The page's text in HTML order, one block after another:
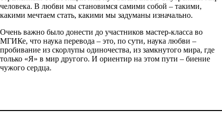
человека. В любви мы становимся самими собой – такими,
какими мечтаем стать, какими мы задуманы изначально.
Очень важно было донести до участников мастер-класса во
МГИКе, что наука перевода – это, по сути, наука любви –
пробивание из скорлупы одиночества, из замкнутого мира, где
только «Я» в мир другого. И ориентир на этом пути – биение
чужого сердца.